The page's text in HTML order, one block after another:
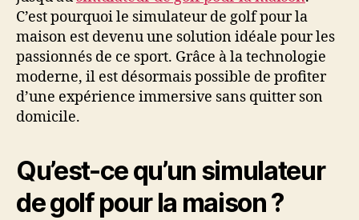
C’est pourquoi le simulateur de golf pour la
maison est devenu une solution idéale pour les
passionnés de ce sport. Grâce à la technologie
moderne, il est désormais possible de profiter
d’une expérience immersive sans quitter son
domicile.
Qu’est-ce qu’un simulateur
de golf pour la maison ?